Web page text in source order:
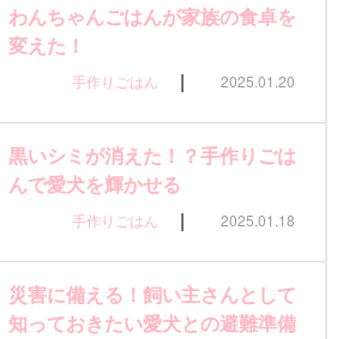
わんちゃんごはんが家族の食卓を
変えた！
手作りごはん | 2025.01.20
黒いシミが消えた！？手作りごは
んで愛犬を輝かせる
手作りごはん | 2025.01.18
災害に備える！飼い主さんとして
知っておきたい愛犬との避難準備